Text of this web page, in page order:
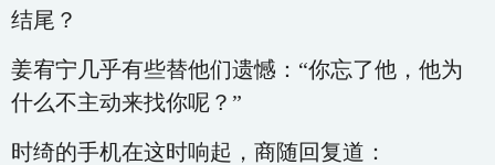
结尾？
姜宥宁几乎有些替他们遗憾：“你忘了他，他为
什么不主动来找你呢？”
时绮的手机在这时响起，商随回复道：